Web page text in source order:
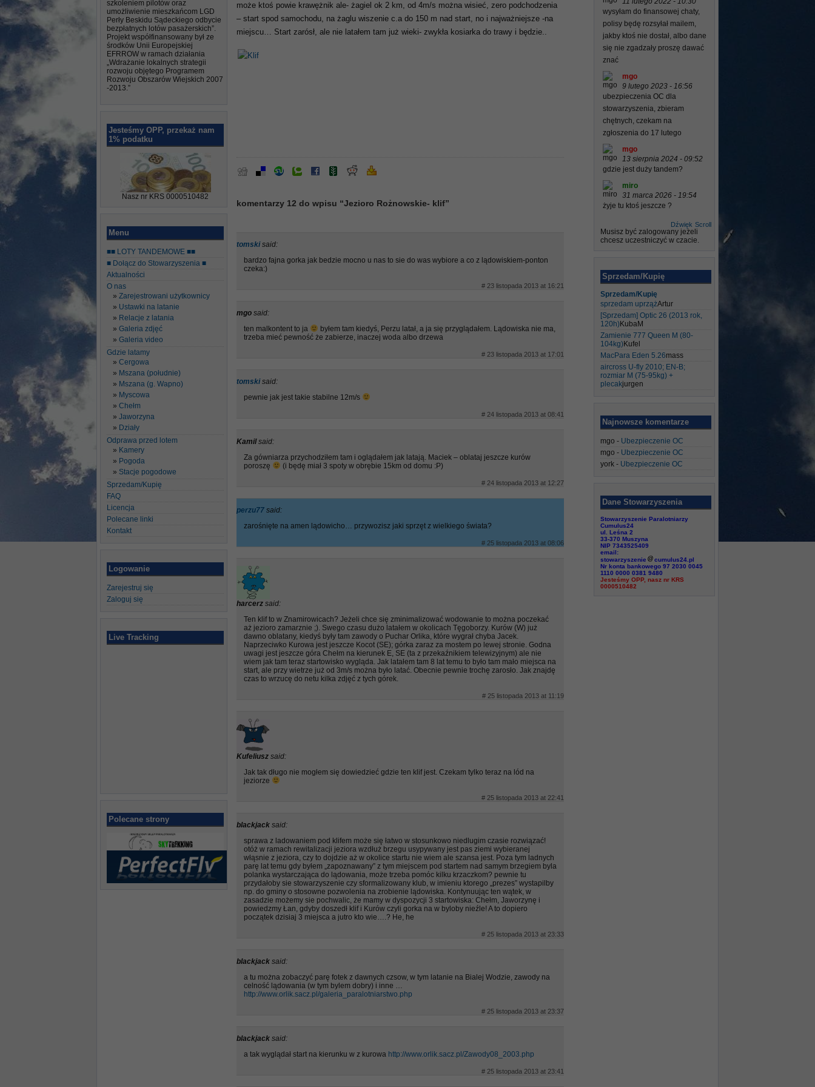
szkoleniem pilotów oraz
umożliwienie mieszkańcom LGD
Perły Beskidu Sądeckiego odbycie
bezpłatnych lotów pasażerskich”.
Projekt współfinansowany był ze
środków Unii Europejskiej
EFRROW w ramach działania
„Wdrażanie lokalnych strategii
rozwoju objętego Programem
Rozwoju Obszarów Wiejskich 2007
-2013.”
Jesteśmy OPP, przekaż nam
1% podatku
Nasz nr KRS 0000510482
Menu
■■ LOTY TANDEMOWE ■■
■ Dołącz do Stowarzyszenia ■
Aktualności
O nas
Zarejestrowani użytkownicy
Ustawki na latanie
Relacje z latania
Galeria zdjęć
Galeria video
Gdzie latamy
Cergowa
Mszana (południe)
Mszana (g. Wapno)
Myscowa
Chełm
Jaworzyna
Działy
Odprawa przed lotem
Kamery
Pogoda
Stacje pogodowe
Sprzedam/Kupię
FAQ
Licencja
Polecane linki
Kontakt
Logowanie
Zarejestruj się
Zaloguj się
Live Tracking
Polecane strony
może ktoś powie krawężnik ale- żagiel ok 2 km, od 4m/s można wisieć, zero podchodzenia
– start spod samochodu, na żaglu wiszenie c.a do 150 m nad start, no i najważniejsze -na
miejscu… Start zarósł, ale nie latałem tam już wieki- zwykła kosiarka do trawy i będzie..
komentarzy 12 do wpisu “Jezioro Rożnowskie- klif”
tomski said:
bardzo fajna gorka jak bedzie mocno u nas to sie do was wybiore a co z lądowiskiem-ponton
czeka:)
# 23 listopada 2013 at 16:21
mgo said:
ten malkontent to ja
byłem tam kiedyś, Perzu latał, a ja się przyglądałem. Lądowiska nie ma,
trzeba mieć pewność że zabierze, inaczej woda albo drzewa
# 23 listopada 2013 at 17:01
tomski said:
pewnie jak jest takie stabilne 12m/s
# 24 listopada 2013 at 08:41
Kamilsaid:
Za gówniarza przychodziłem tam i oglądałem jak latają. Maciek – oblataj jeszcze kurów
poroszę
(i będę miał 3 spoty w obrębie 15km od domu :P)
# 24 listopada 2013 at 12:27
perzu77 said:
zarośnięte na amen lądowicho… przywozisz jaki sprzęt z wielkiego świata?
# 25 listopada 2013 at 08:06
harcerz said:
Ten klif to w Znamirowicach? Jeżeli chce się zminimalizować wodowanie to można poczekać
aż jezioro zamarznie ;). Swego czasu dużo latałem w okolicach Tęgoborzy. Kurów (W) już
dawno oblatany, kiedyś były tam zawody o Puchar Orlika, które wygrał chyba Jacek.
Naprzeciwko Kurowa jest jeszcze Kocot (SE); górka zaraz za mostem po lewej stronie. Godna
uwagi jest jeszcze góra Chełm na kierunek E, SE (ta z przekaźnikiem telewizyjnym) ale nie
wiem jak tam teraz startowisko wygląda. Jak latałem tam 8 lat temu to było tam mało miejsca na
start, ale przy wietrze już od 3m/s można było latać. Obecnie pewnie trochę zarosło. Jak znajdę
czas to wrzucę do netu kilka zdjęć z tych górek.
# 25 listopada 2013 at 11:19
Kufeliusz said:
Jak tak długo nie mogłem się dowiedzieć gdzie ten klif jest. Czekam tylko teraz na lód na
jeziorze
# 25 listopada 2013 at 22:41
blackjack said:
sprawa z ladowaniem pod klifem może się łatwo w stosunkowo niedlugim czasie rozwiązać!
otóż w ramach rewitalizacji jeziora wzdłuż brzegu usypywany jest pas ziemi wybieranej
włąsnie z jeziora, czy to dojdzie aż w okolice startu nie wiem ale szansa jest. Poza tym ladnych
parę lat temu gdy byłem „zapoznawany” z tym miejscem pod startem nad samym brzegiem byla
polanka wystarczająca do lądowania, może trzeba pomóc kilku krzaczkom? pewnie tu
przydałoby sie stowarzyszenie czy sformalizowany klub, w imieniu ktorego „prezes” wystapilby
np. do gminy o stosowne pozwolenia na zrobienie lądowiska. Kontynuując ten wątek, w
zasadzie możemy sie pochwalic, że mamy w dyspozycji 3 startowiska: Chełm, Jaworzynę i
powiedzmy Łan, gdyby doszedł klif i Kurów czyli gorka na w byloby nieźle! A to dopiero
początek dzisiaj 3 miejsca a jutro kto wie….? He, he
# 25 listopada 2013 at 23:33
blackjack said:
a tu można zobaczyć parę fotek z dawnych czsow, w tym latanie na Bialej Wodzie, zawody na
celność lądowania (w tym bylem dobry) i inne …
http://www.orlik.sacz.pl/galeria_paralotniarstwo.php
# 25 listopada 2013 at 23:37
blackjack said:
a tak wyglądał start na kierunku w z kurowa http://www.orlik.sacz.pl/Zawody08_2003.php
# 25 listopada 2013 at 23:41
wysyłam do finansowej chaty,
polisy będę rozsyłał mailem,
jakby ktoś nie dostał, albo dane
się nie zgadzały proszę dawać
znać
mgo
9 lutego 2023 - 16:56
ubezpieczenia OC dla
stowarzyszenia, zbieram
chętnych, czekam na
zgłoszenia do 17 lutego
mgo
13 sierpnia 2024 - 09:52
gdzie jest duży tandem?
miro
31 marca 2026 - 19:54
żyje tu ktoś jeszcze ?
Scroll
Dźwięk
Musisz być zalogowany jeżeli
chcesz uczestniczyć w czacie.
Sprzedam/Kupię
Sprzedam/Kupię
sprzedam uprzążArtur
[Sprzedam] Optic 26 (2013 rok,
120h) KubaM
Zamienie 777 Queen M (80-
104kg) Kufel
MacPara Eden 5.26mass
aircross U-fly 2010; EN-B;
rozmiar M (75-95kg) +
plecakjurgen
Najnowsze komentarze
mgo - Ubezpieczenie OC
mgo - Ubezpieczenie OC
york - Ubezpieczenie OC
Dane Stowarzyszenia
Stowarzyszenie Paralotniarzy
Cumulus24
ul. Leśna 2
33-370 Muszyna
NIP 7343525409
email:
stowarzyszenie
cumulus24.pl
Nr konta bankowego 97 2030 0045
1110 0000 0381 9480
Jesteśmy OPP, nasz nr KRS
0000510482